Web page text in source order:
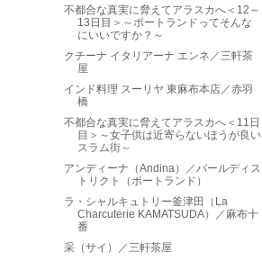
不都合な真実に脅えてアラスカへ＜12～
13日目＞～ポートランドってそんな
にいいですか？～
クチーナ イタリアーナ エンネ／三軒茶
屋
インド料理 スーリヤ 東麻布本店／赤羽
橋
不都合な真実に脅えてアラスカへ＜11日
目＞～女子供は近寄らないほうが良い
スラム街～
アンディーナ（Andina）／パールディス
トリクト（ポートランド）
ラ・シャルキュトリー釜津田（La
Charcuterie KAMATSUDA）／麻布十
番
采（サイ）／三軒茶屋